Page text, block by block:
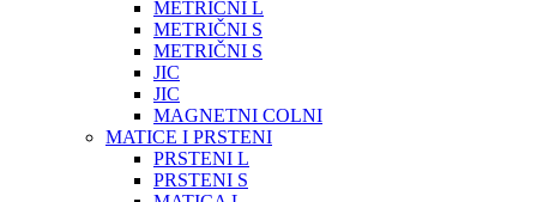
METRIČNI L
METRIČNI S
METRIČNI S
JIC
JIC
MAGNETNI COLNI
MATICE I PRSTENI
PRSTENI L
PRSTENI S